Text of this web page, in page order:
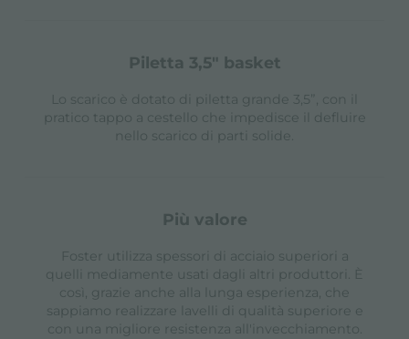
piletta 3,5" basket
Lo scarico è dotato di piletta grande 3,5”, con il
pratico tappo a cestello che impedisce il defluire
nello scarico di parti solide.
più valore
Foster utilizza spessori di acciaio superiori a
quelli mediamente usati dagli altri produttori. È
così, grazie anche alla lunga esperienza, che
sappiamo realizzare lavelli di qualità superiore e
con una migliore resistenza all'invecchiamento.